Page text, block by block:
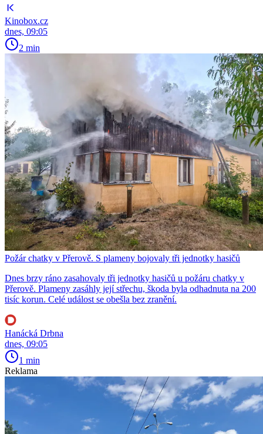
Kinobox.cz
dnes, 09:05
2 min
Požár chatky v Přerově. S plameny bojovaly tři jednotky hasičů
Dnes brzy ráno zasahovaly tři jednotky hasičů u požáru chatky v
Přerově. Plameny zasáhly její střechu, škoda byla odhadnuta na 200
tisíc korun. Celé událost se obešla bez zranění.
Hanácká Drbna
dnes, 09:05
1 min
Reklama